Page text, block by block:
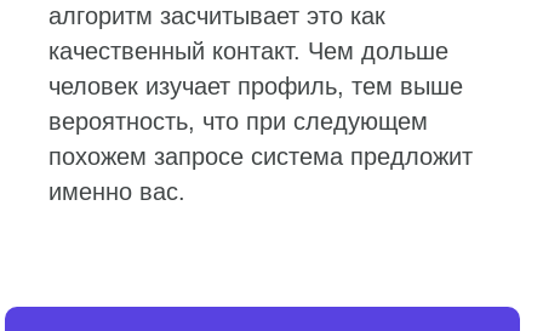
алгоритм засчитывает это как
качественный контакт. Чем дольше
человек изучает профиль, тем выше
вероятность, что при следующем
похожем запросе система предложит
именно вас.